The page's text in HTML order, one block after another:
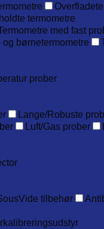
termometre
med fast
og børnetermometre
prober
Lange/Robuste
Luft/Gas prober
tilbehør